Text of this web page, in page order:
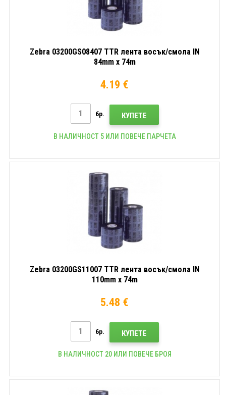
Zebra 03200GS08407 TTR лента восък/смола IN
84mm x 74m
4.19 €
бр. КУПЕТЕ
В НАЛИЧНОСТ 5 ИЛИ ПОВЕЧЕ ПАРЧЕТА
Zebra 03200GS11007 TTR лента восък/смола IN
110mm x 74m
5.48 €
бр. КУПЕТЕ
В НАЛИЧНОСТ 20 ИЛИ ПОВЕЧЕ БРОЯ